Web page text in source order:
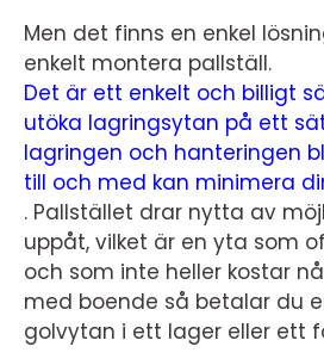
Men det finns en enkel
enkelt montera pallställ.
Det är ett enkelt och billigt
utöka lagringsytan på ett
lagringen och hanteringen
till och med kan minimera
. Pallstället drar nytta av
uppåt, vilket är en yta som
och som inte heller kostar
med boende så betalar du
golvytan i ett lager eller ett